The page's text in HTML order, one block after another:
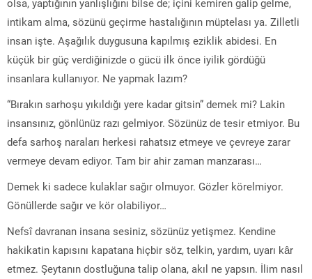
intikam alma, sözünü geçirme hastalığının müptelası ‎ya. Zilletli
insan işte. Aşağılık duygusuna kapılmış eziklik abidesi. En
küçük bir güç ‎verdiğinizde o gücü ilk önce iyilik gördüğü
insanlara kullanıyor. Ne yapmak lazım? ‎‎
“Bırakın sarhoşu yıkıldığı yere kadar gitsin” demek mi? Lakin
insansınız, gönlünüz ‎razı gelmiyor. Sözünüz de tesir etmiyor. Bu
defa sarhoş naraları herkesi rahatsız ‎etmeye ve çevreye zarar
vermeye devam ediyor. Tam bir ahir zaman ‎manzarası…
Demek ki sadece kulaklar sağır olmuyor. Gözler körelmiyor.
Gönüllerde sağır ve ‎kör olabiliyor…
Nefsî davranan insana ‎sesiniz, sözünüz yetişmez. Kendine
hakikatin kapısını kapatana hiçbir söz, telkin, yardım, uyarı kâr
etmez. Şeytanın dostluğuna talip olana, akıl ne yapsın. İlim nasıl